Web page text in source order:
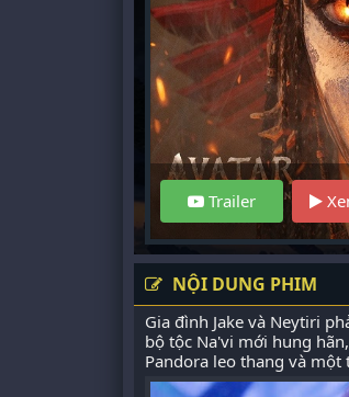
Trailer
NỘI DUNG PHIM
Gia đình Jake và Neytiri
bộ tộc Na'vi mới hung
Pandora leo thang và